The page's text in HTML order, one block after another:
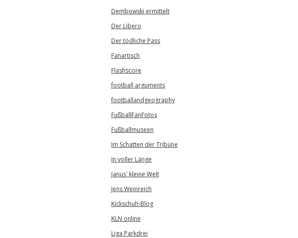
Dembowski ermittelt
Der Libero
Der tödliche Pass
Fanartisch
Flashscore
football arguments
footballandgeography
FußballFanFotos
Fußballmuseen
Im Schatten der Tribüne
In voller Länge
Janus' kleine Welt
Jens Weinreich
Kickschuh-Blog
KLN online
Liga Parkdrei